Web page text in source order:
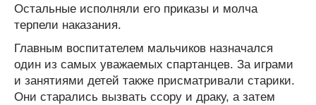
Остальные исполняли его приказы и молча
терпели наказания.
Главным воспитателем мальчиков назначался
один из самых уважаемых спартанцев. За играми
и занятиями детей также присматривали старики.
Они старались вызвать ссору и драку, а затем